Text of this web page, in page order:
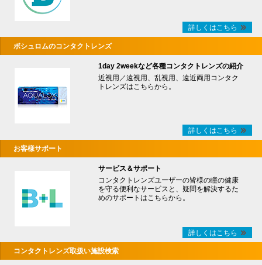
詳しくはこちら
ボシュロムのコンタクトレンズ
1day 2weekなど各種コンタクトレンズの紹介
近視用／遠視用、乱視用、遠近両用コンタク
トレンズはこちらから。
詳しくはこちら
お客様サポート
サービス＆サポート
コンタクトレンズユーザーの皆様の瞳の健康
を守る便利なサービスと、疑問を解決するた
めのサポートはこちらから。
詳しくはこちら
コンタクトレンズ取扱い施設検索